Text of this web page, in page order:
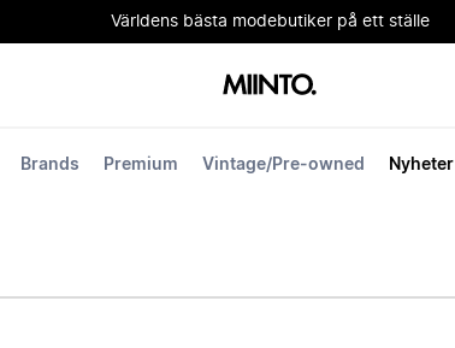
Världens bästa modebutiker på ett ställe
Brands Premium Vintage/Pre-owned Nyheter